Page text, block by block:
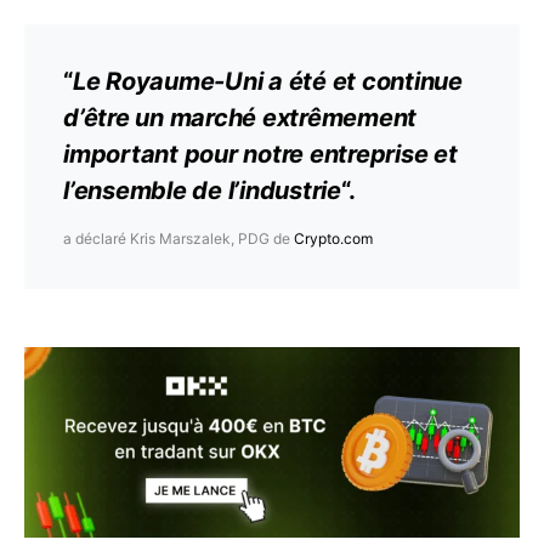
“Le Royaume-Uni a été et continue
d’être un marché extrêmement
important pour notre entreprise et
l’ensemble de l’industrie“.
a déclaré Kris Marszalek, PDG de Crypto.com